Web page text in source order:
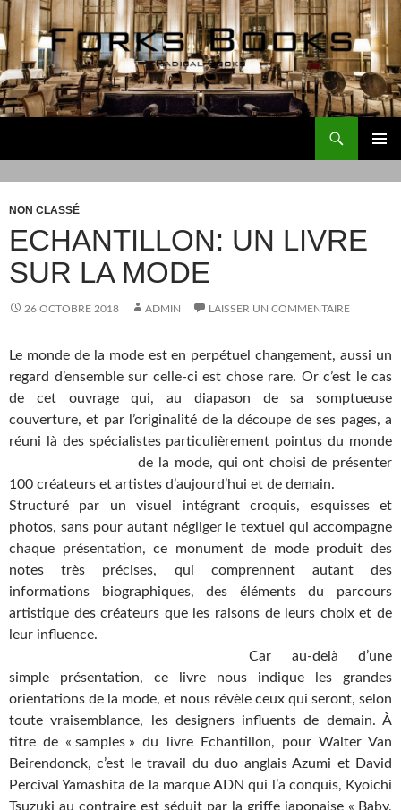
Aller
au
contenu
NON CLASSÉ
ECHANTILLON: UN LIVRE
SUR LA MODE
26 OCTOBRE 2018 ADMIN LAISSER UN COMMENTAIRE
Le monde de la mode est en perpétuel changement, aussi un
regard d’ensemble sur celle-ci est chose rare. Or c’est le cas
de cet ouvrage qui, au diapason de sa somptueuse
couverture, et par l’originalité de la découpe de ses pages, a
réuni là des spécialistes particulièrement pointus du monde
de la mode, qui ont choiside présenter
100 créateurs et artistes d’aujourd’hui et de demain.
Structuré par un visuel intégrant croquis, esquisses et
photos, sans pour autant négliger le textuel qui accompagne
chaque présentation, ce monument de mode produit des
notes très précises, qui comprennent autant des
informations biographiques, des éléments du parcours
artistique des créateurs que les raisons de leurs choix et de
leur influence.
Car au-delà d’une
simple présentation, ce livre nous indique les grandes
orientations de la mode, et nous révèle ceux qui seront, selon
toute vraisemblance, les designers influents de demain. À
titre de « samples » du livre Echantillon, pour Walter Van
Beirendonck, c’est le travail du duo anglais Azumi et David
Percival Yamashita de la marque ADN qui l’a conquis, Kyoichi
Tsuzuki au contraire est séduit par la griffe japonaise « Baby,